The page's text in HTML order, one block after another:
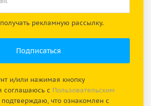
получать рекламную рассылку.
и/или нажимая кнопку
соглашаюсь с Пользовательским
подтверждаю, что ознакомлен с